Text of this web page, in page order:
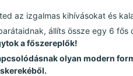
az izgalmas kihívásokat és
állíts össze egy 6
a főszereplők!
olyan modern